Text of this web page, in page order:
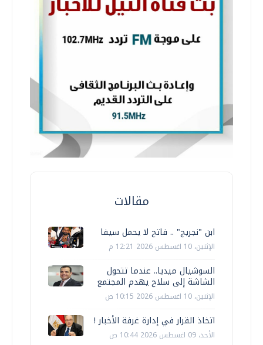
مقالات
ابن "نجريج" .. فاتح لا يحمل سيفا
الإثنين، 10 اغسطس 2026 12:21 م
السوشيال ميديا.. عندما تتحول
الشاشة إلى سلاح يهدم المجتمع
الإثنين، 10 اغسطس 2026 10:15 ص
اتخاذ القرار في إدارة غرفة الأخبار !
الأحد، 09 اغسطس 2026 10:44 ص